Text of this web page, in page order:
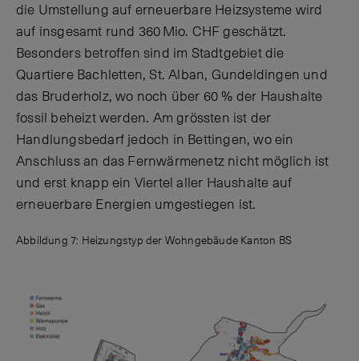
die Umstellung auf erneuerbare Heizsysteme wird
auf insgesamt rund 360 Mio. CHF geschätzt.
Besonders betroffen sind im Stadtgebiet die
Quartiere Bachletten, St. Alban, Gundeldingen und
das Bruderholz, wo noch über 60 % der Haushalte
fossil beheizt werden. Am grössten ist der
Handlungsbedarf jedoch in Bettingen, wo ein
Anschluss an das Fernwärmenetz nicht möglich ist
und erst knapp ein Viertel aller Haushalte auf
erneuerbare Energien umgestiegen ist.
Abbildung 7: Heizungstyp der Wohngebäude Kanton BS